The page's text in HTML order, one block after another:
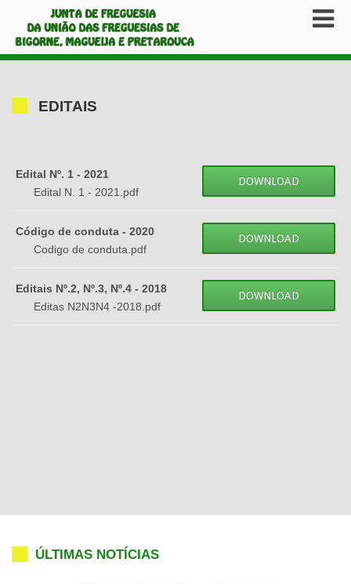
EDITAIS
Edital Nº. 1 - 2021
Edital N. 1 - 2021.pdf
DOWNLOAD
Código de conduta - 2020
Codigo de conduta.pdf
DOWNLOAD
Editais Nº.2, Nº.3, Nº.4 - 2018
Editas N2N3N4 -2018.pdf
DOWNLOAD
ÚLTIMAS NOTÍCIAS